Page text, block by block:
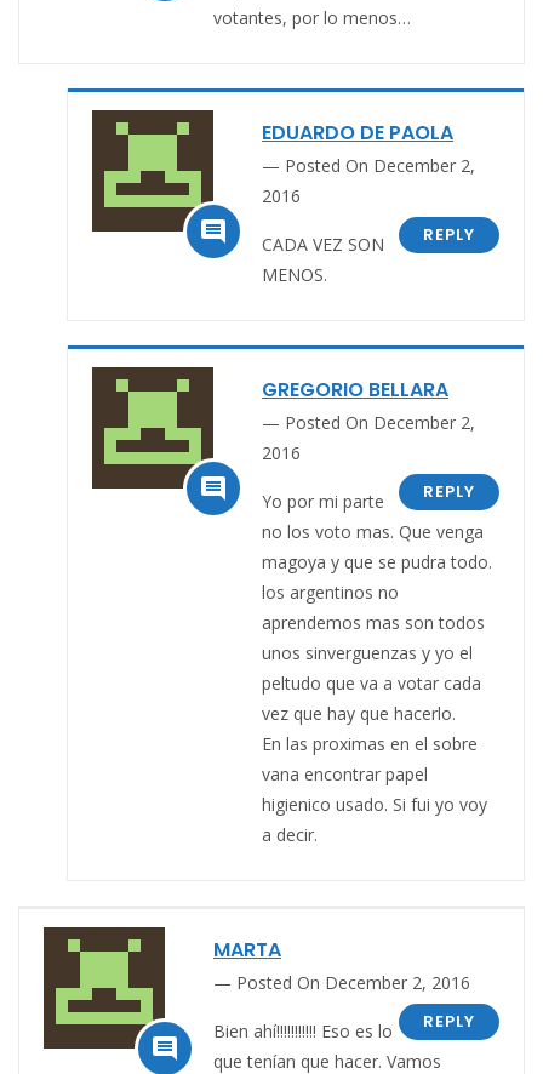
votantes, por lo menos…

EDUARDO DE PAOLA
Posted On December 2,
2016
REPLY
CADA VEZ SON
MENOS.

GREGORIO BELLARA
Posted On December 2,
2016
REPLY
Yo por mi parte
no los voto mas. Que venga
magoya y que se pudra todo.
los argentinos no
aprendemos mas son todos
unos sinverguenzas y yo el
peltudo que va a votar cada
vez que hay que hacerlo.
En las proximas en el sobre
vana encontrar papel
higienico usado. Si fui yo voy
a decir.

MARTA
Posted On December 2, 2016
REPLY
Bien ahí!!!!!!!!!!! Eso es lo
que tenían que hacer. Vamos